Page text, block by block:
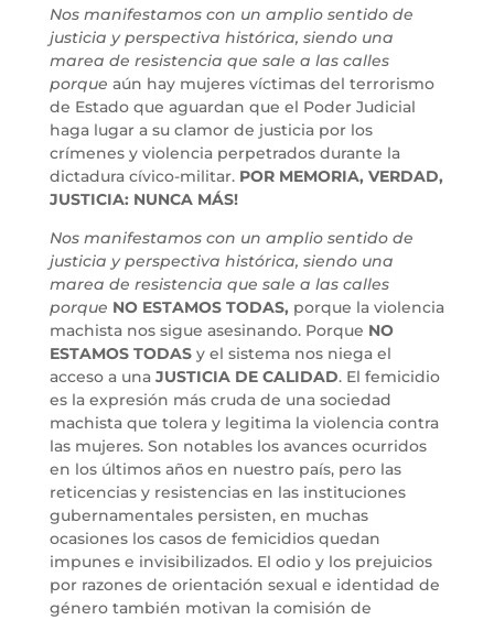
Nos manifestamos con un amplio sentido de
justicia y perspectiva histórica, siendo una
marea de resistencia que sale a las calles
porque aún hay mujeres víctimas del terrorismo
de Estado que aguardan que el Poder Judicial
haga lugar a su clamor de justicia por los
crímenes y violencia perpetrados durante la
dictadura cívico-militar. POR MEMORIA, VERDAD,
JUSTICIA: NUNCA MÁS!
Nos manifestamos con un amplio sentido de
justicia y perspectiva histórica, siendo una
marea de resistencia que sale a las calles
porque NO ESTAMOS TODAS, porque la violencia
machista nos sigue asesinando. Porque NO
ESTAMOS TODAS y el sistema nos niega el
acceso a una JUSTICIA DE CALIDAD. El femicidio
es la expresión más cruda de una sociedad
machista que tolera y legitima la violencia contra
las mujeres. Son notables los avances ocurridos
en los últimos años en nuestro país, pero las
reticencias y resistencias en las instituciones
gubernamentales persisten, en muchas
ocasiones los casos de femicidios quedan
impunes e invisibilizados. El odio y los prejuicios
por razones de orientación sexual e identidad de
género también motivan la comisión de